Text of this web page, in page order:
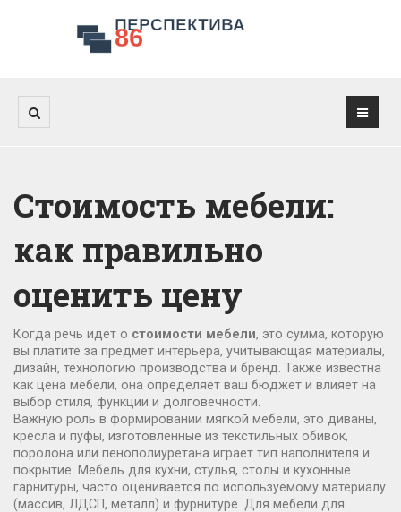
Стоимость мебели:
как правильно
оценить цену
Когда речь идёт о стоимости мебели, это сумма, которую
вы платите за предмет интерьера, учитывающая материалы,
дизайн, технологию производства и бренд . Также известна
как цена мебели, она определяет ваш бюджет и влияет на
выбор стиля, функции и долговечности.
Важную роль в формировании мягкой мебели, это диваны,
кресла и пуфы, изготовленные из текстильных обивок,
поролона или пенополиуретана играет тип наполнителя и
покрытие.
Мебель для кухни, стулья, столы и кухонные
гарнитуры, часто оценивается по используемому материалу
(массив, ЛДСП, металл) и фурнитуре . Для мебели для